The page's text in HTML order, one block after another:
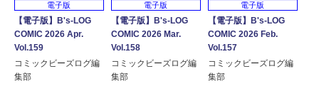
電子版
【電子版】B's-LOG
COMIC 2026 Apr.
Vol.159
コミックビーズログ編
集部
電子版
【電子版】B's-LOG
COMIC 2026 Mar.
Vol.158
コミックビーズログ編
集部
電子版
【電子版】B's-LOG
COMIC 2026 Feb.
Vol.157
コミックビーズログ編
集部